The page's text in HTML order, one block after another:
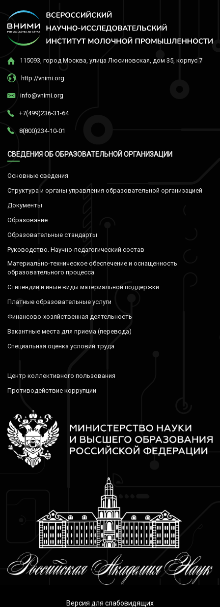
115093, город Москва, улица Люсиновская, дом 35, корпус 7
http://vnimi.org
info@vnimi.org
+7(499)236-31-64
8(800)234-10-01
СВЕДЕНИЯ ОБ ОБРАЗОВАТЕЛЬНОЙ ОРГАНИЗАЦИИ
Основные сведения
Структура и органы управления образовательной организацией
Документы
Образование
Образовательные стандарты
Руководство. Научно-педагогический состав
Материально-техническое обеспечение и оснащенность
образовательного процесса
Стипендии и иные виды материальной поддержки
Платные образовательные услуги
Финансово-хозяйственная деятельность
Вакантные места для приема (перевода)
Специальная оценка условий труда
Центр коллективного пользования
Противодействие коррупции
Версия для слабовидящих